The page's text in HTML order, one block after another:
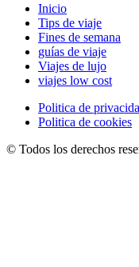
Inicio
Tips de viaje
Fines de semana
guías de viaje
Viajes de lujo
viajes low cost
Politica de
Politica de cookies
© Todos los derechos